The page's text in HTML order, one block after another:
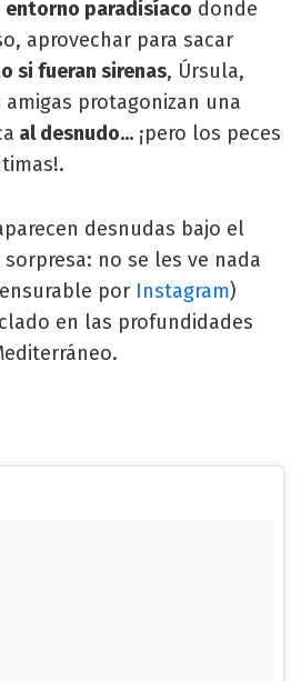
entorno paradisíaco donde
aprovechar para sacar
si fueran sirenas, Úrsula,
protagonizan una
al desnudo... ¡pero los peces
desnudas bajo el
no se les ve nada
por Instagram)
en las profundidades